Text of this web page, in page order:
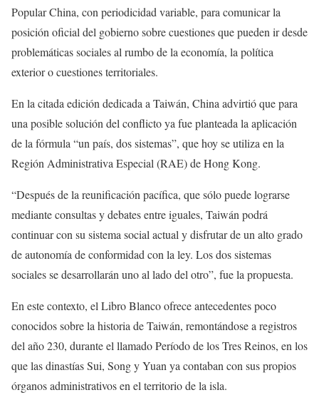
Popular China, con periodicidad variable, para comunicar la
posición oficial del gobierno sobre cuestiones que pueden ir desde
problemáticas sociales al rumbo de la economía, la política
exterior o cuestiones territoriales.
En la citada edición dedicada a Taiwán, China advirtió que para
una posible solución del conflicto ya fue planteada la aplicación
de la fórmula “un país, dos sistemas”, que hoy se utiliza en la
Región Administrativa Especial (RAE) de Hong Kong.
“Después de la reunificación pacífica, que sólo puede lograrse
mediante consultas y debates entre iguales, Taiwán podrá
continuar con su sistema social actual y disfrutar de un alto grado
de autonomía de conformidad con la ley. Los dos sistemas
sociales se desarrollarán uno al lado del otro”, fue la propuesta.
En este contexto, el Libro Blanco ofrece antecedentes poco
conocidos sobre la historia de Taiwán, remontándose a registros
del año 230, durante el llamado Período de los Tres Reinos, en los
que las dinastías Sui, Song y Yuan ya contaban con sus propios
órganos administrativos en el territorio de la isla.